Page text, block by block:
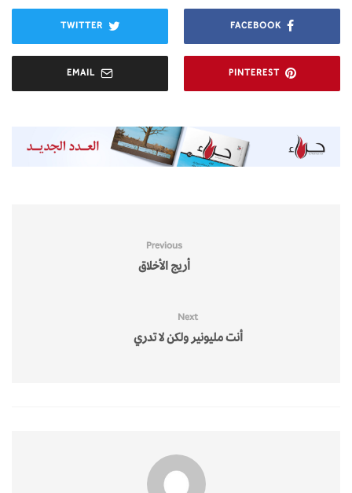
FACEBOOK
TWITTER
PINTEREST
EMAIL
Previous
أريج الأخلاق
Next
أنت مليونير ولكن لا تدري